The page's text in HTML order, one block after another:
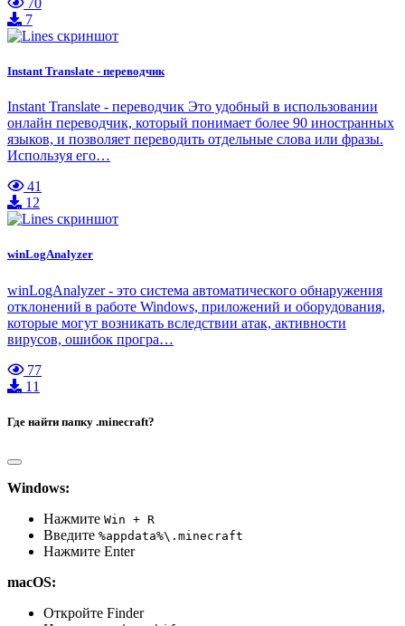
70
7
Instant Translate - переводчик
Instant Translate - переводчик Это удобный в использовании
онлайн переводчик, который понимает более 90 иностранных
языков, и позволяет переводить отдельные слова или фразы.
Используя его…
41
12
winLogAnalyzer
winLogAnalyzer - это система автоматического обнаружения
отклонений в работе Windows, приложений и оборудования,
которые могут возникать вследствии атак, активности
вирусов, ошибок програ…
77
11
Где найти папку .minecraft?
Windows:
Нажмите Win + R
Введите %appdata%\.minecraft
Нажмите Enter
macOS:
Откройте Finder